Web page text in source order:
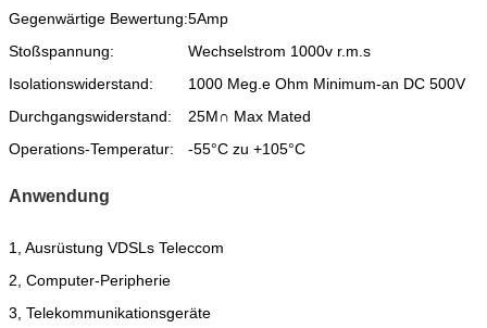
Gegenwärtige Bewertung:5Amp
Stoßspannung:
Wechselstrom 1000v r.m.s
Isolationswiderstand:
1000 Meg.e Ohm Minimum-an DC 500V
Durchgangswiderstand:
25M∩ Max Mated
Operations-Temperatur:
-55°C zu +105°C
Anwendung
1, Ausrüstung VDSLs Teleccom
2, Computer-Peripherie
3, Telekommunikationsgeräte